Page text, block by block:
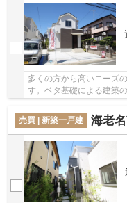
多くの方から高いニーズ
す。ベタ基礎による建築
売買 | 新築一戸建
海老名市上